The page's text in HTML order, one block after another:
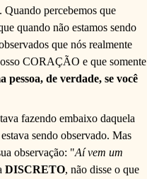
Quando percebemos que
quando não estamos sendo
que nós realmente
CORAÇÃO e que somente
pessoa, de verdade, se você
fazendo embaixo daquela
sendo observado. Mas
observação: "Aí vem um
DISCRETO, não disse o que